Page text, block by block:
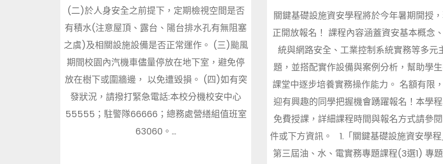
(二)於人身安全之前提下，定期檢視空間是否
有積水(注意屋頂、露台、陽台排水孔有無阻塞
之虞)及相關設施設備是否正常運作。 (三)颱風
期間校園內汽機車儘量停放在地下室，避免停
放在樹下或圍牆邊， 以免遭毀損。 (四)如有突
發狀況，請撥打緊急電話:本校分機校安中心
55555；駐警隊66666；總務處營繕組值班室
63060。...
關鍵基礎設施資安學程將於今年暑期開授
正開放報名！ 課程內容涵蓋資安基本概念
統與網路安全、工業控制系統實務等多元
題，並搭配實作設備與案例分析，幫助學
課堂中逐步培養實務操作能力。 名額有限
迎有興趣的同學把握機會踴躍報名！本學
免費授課，詳細課程時間與報名方式請參
件或下方資訊。 1.「關鍵基礎設施資安學
第三屆油、水、電實務專題課程(3選1) 專